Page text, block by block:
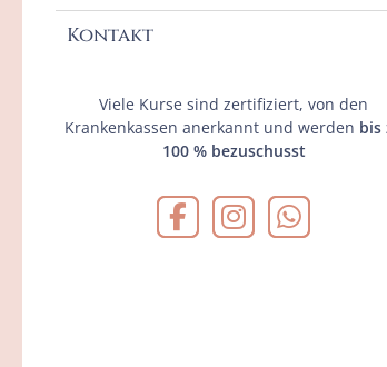
Kontakt
Viele Kurse sind zertifiziert, von den
Krankenkassen anerkannt und werden bis
100 % bezuschusst